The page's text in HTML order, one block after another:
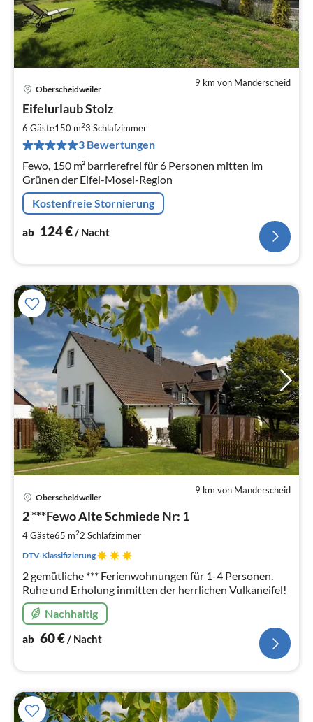
9 km von Manderscheid
Oberscheidweiler
Eifelurlaub Stolz
6 Gäste150 m23 Schlafzimmer
3 Bewertungen
Fewo, 150 m² barrierefrei für 6 Personen mitten im
Grünen der Eifel-Mosel-Region
Kostenfreie Stornierung
ab 124€/ Nacht
9 km von Manderscheid
Oberscheidweiler
2 ***Fewo Alte Schmiede Nr: 1
4 Gäste65 m22 Schlafzimmer
DTV-Klassifizierung
2 gemütliche *** Ferienwohnungen für 1-4 Personen.
Ruhe und Erholung inmitten der herrlichen Vulkaneifel!
Nachhaltig
ab 60€/ Nacht